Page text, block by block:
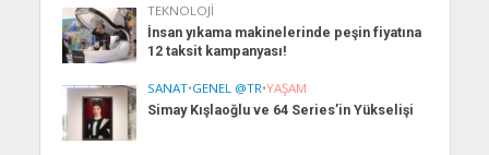
TEKNOLOJI
İnsan yıkama makinelerinde peşin fiyatına
12 taksit kampanyası!
SANAT•GENEL @TR•YAŞAM
Simay Kışlaoğlu ve 64 Series’in Yükselişi